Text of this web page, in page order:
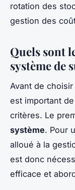
rotation des
gestion des
Quels sont
système de
Avant de
est important
critères. Le
système. Pour
alloué à la
est donc
efficace et